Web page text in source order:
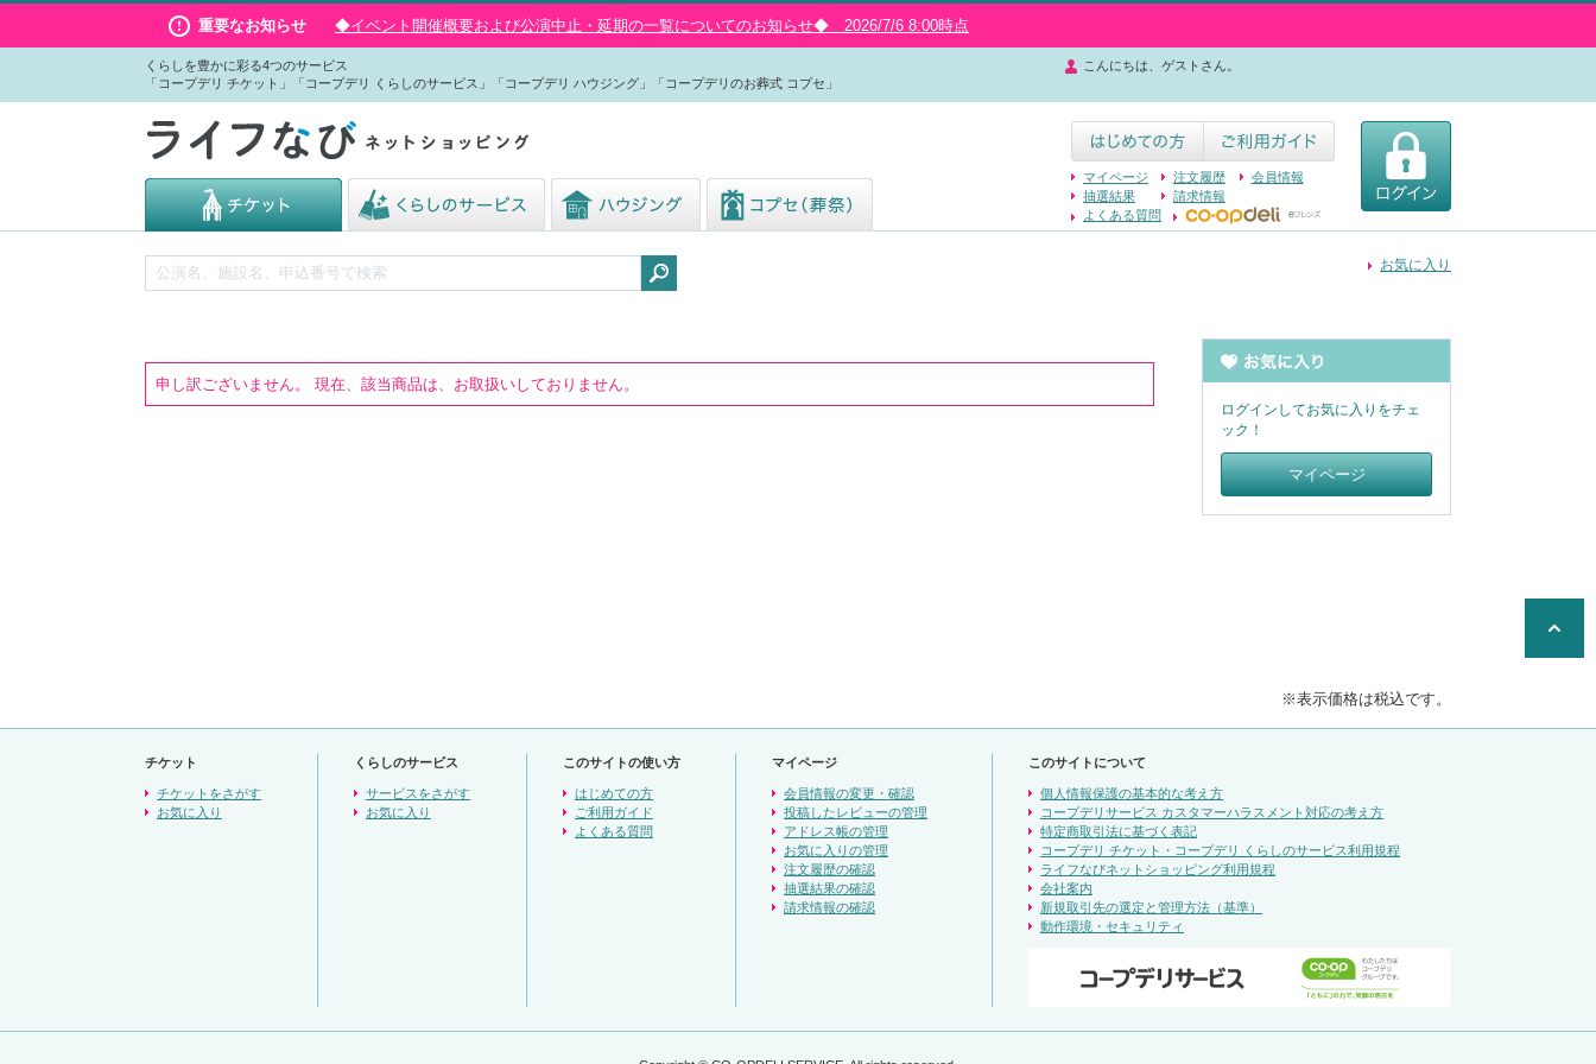
重要なお知らせ ◆イベント開催概要および公演中止・延期の一覧についてのお知らせ◆ 2026/7/6 8:00時点
くらしを豊かに彩る4つのサービス
「コープデリ チケット」「コープデリ くらしのサービス」「コープデリ ハウジング」「コープデリのお葬式 コプセ」
こんにちは、ゲストさん。
マイページ 注文履歴
会員情報
抽選結果
請求情報
よくある質問
お気に入り
申し訳ございません。 現在、該当商品は、お取扱いしておりません。
ログインしてお気に入りをチェ
ック！
マイページ
※表示価格は税込です。
チケット
チケットをさがす
お気に入り
くらしのサービス
サービスをさがす
お気に入り
このサイトの使い方
はじめての方
ご利用ガイド
よくある質問
マイページ
会員情報の変更・確認
投稿したレビューの管理
アドレス帳の管理
お気に入りの管理
注文履歴の確認
抽選結果の確認
請求情報の確認
このサイトについて
個人情報保護の基本的な考え方
コープデリサービス カスタマーハラスメント対応の考え方
特定商取引法に基づく表記
コープデリ チケット・コープデリ くらしのサービス利用規程
ライフなびネットショッピング利用規程
会社案内
新規取引先の選定と管理方法（基準）
動作環境・セキュリティ